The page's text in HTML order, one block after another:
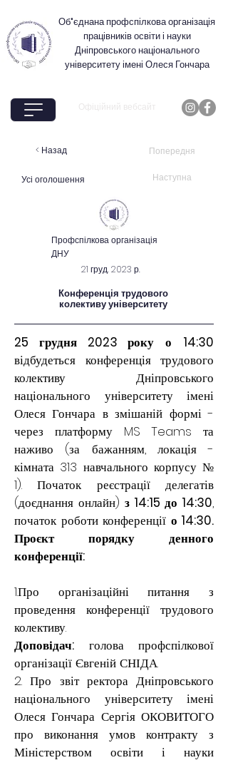
Офіційний вебсайт
Об'єднана профспілкова організація
працівників освіти і науки
Дніпровського національного
університету імені Олеся Гончара
< Назад
Усі оголошення
Попередня
Наступна
Профспілкова організація
ДНУ
21 груд. 2023 р.
Конференція трудового
колективу університету
25 грудня 2023 року о
14:30
відбудеться конференція трудового
колективу Дніпровського
національного університету імені
Олеся Гончара в змішаній формі -
через платформу MS Teams та
наживо (за бажанням, локація -
кімната 313 навчального корпусу №
1). Початок реєстрації делегатів
(доєднання онлайн) з 14:15 до 14:30,
початок роботи конференції о 14:30.
Проєкт порядку денного
конференції:
1.Про організаційні питання з
проведення конференції трудового
колективу.
Доповідач: голова профспілкової
організації Євгеній СНІДА.
2. Про звіт ректора Дніпровського
національного університету імені
Олеся Гончара Сергія ОКОВИТОГО
про виконання умов контракту з
Міністерством освіти і науки